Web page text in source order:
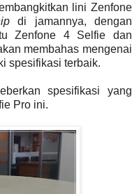
lini Zenfone
di jamannya, dengan
Zenfone 4 Selfie dan
membahas mengenai
spesifikasi terbaik.
spesifikasi yang
Pro ini.